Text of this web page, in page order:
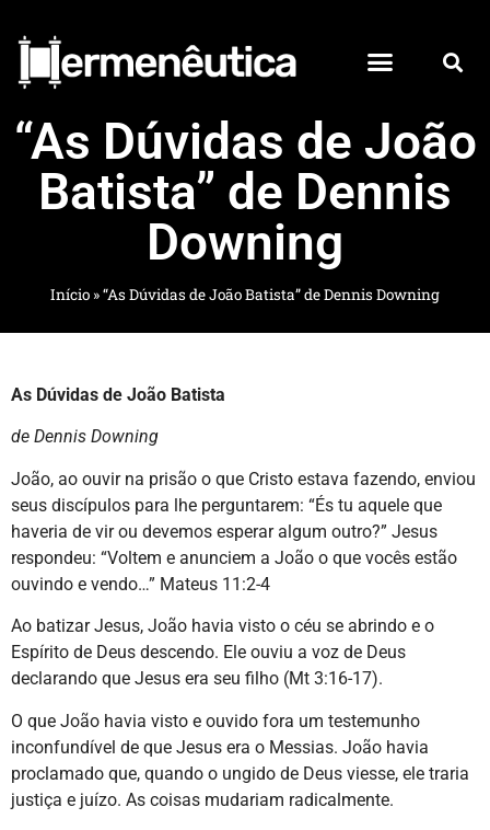
“As Dúvidas de João
Batista” de Dennis
Downing
Início »“As Dúvidas de João Batista” de Dennis Downing
As Dúvidas de João Batista
de Dennis Downing
João, ao ouvir na prisão o que Cristo estava fazendo, enviou
seus discípulos para lhe perguntarem: “És tu aquele que
haveria de vir ou devemos esperar algum outro?” Jesus
respondeu: “Voltem e anunciem a João o que vocês estão
ouvindo e vendo…” Mateus 11:2-4
Ao batizar Jesus, João havia visto o céu se abrindo e o
Espírito de Deus descendo. Ele ouviu a voz de Deus
declarando que Jesus era seu filho (Mt 3:16-17).
O que João havia visto e ouvido fora um testemunho
inconfundível de que Jesus era o Messias. João havia
proclamado que, quando o ungido de Deus viesse, ele traria
justiça e juízo. As coisas mudariam radicalmente.